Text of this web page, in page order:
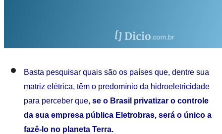
Basta pesquisar quais são os países que, dentre sua
matriz elétrica, têm o predomínio da hidroeletricidade
para perceber que, se o Brasil privatizar o controle
da sua empresa pública Eletrobras, será o único a
fazê-lo no planeta Terra.